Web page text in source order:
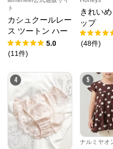
ト
カシュクールレー
ス ツートン ハー
フバックショーツ
5.0
(11件)
きれい
ップ
(48件)
4 5
ナルミヤオ
プチプラファッションで
ックからトレンドまで、様
てます！幅広く着れるお
んか？